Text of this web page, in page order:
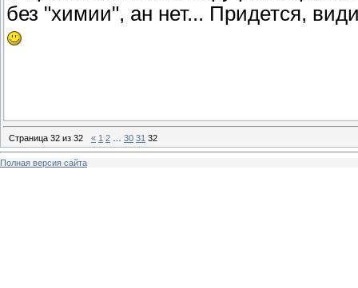
без "химии", ан нет... Придется,
Страница 32 из 32 « 1 2 30 31 32
Полная версия сайта